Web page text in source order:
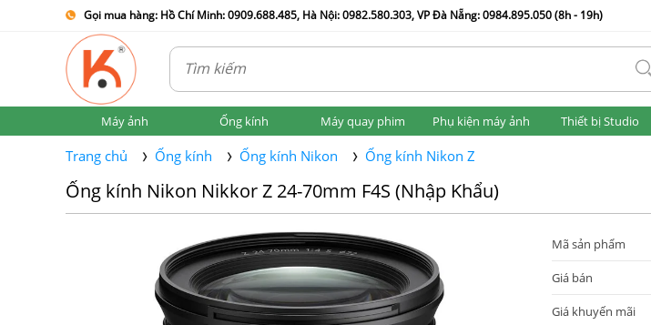
Gọi mua hàng: Hồ Chí Minh: 0909.688.485, Hà Nội: 0982.580.303, VP Đà Nẵng: 0984.895.050 (8h - 19h)
tlk
Máy ảnh Ống kính Máy quay phim Phụ kiện máy ảnh Thiết bị Studio
Trang chủ Ống kính Ống kính Nikon Ống kính Nikon Z
Ống kính Nikon Nikkor Z 24-70mm F4S (Nhập Khẩu)
Mã sản phẩm
Giá bán
Giá khuyến mãi